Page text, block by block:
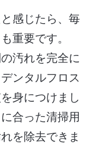
感じたら、毎
重要です。
汚れを完全に
ンタルフロス
身につけまし
合った清掃用
を除去できま